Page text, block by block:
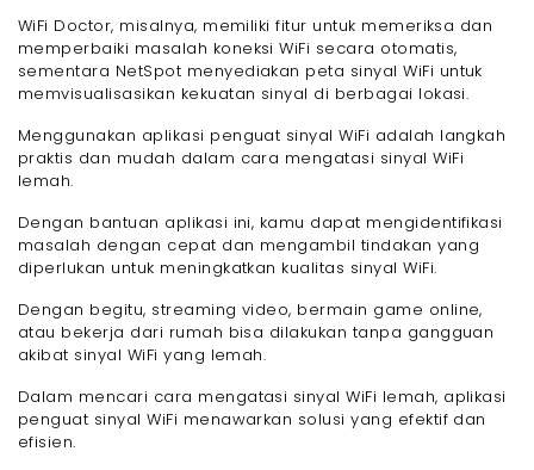
WiFi Doctor, misalnya, memiliki fitur untuk memeriksa dan
memperbaiki masalah koneksi WiFi secara otomatis,
sementara NetSpot menyediakan peta sinyal WiFi untuk
memvisualisasikan kekuatan sinyal di berbagai lokasi.
Menggunakan aplikasi penguat sinyal WiFi adalah langkah
praktis dan mudah dalam cara mengatasi sinyal WiFi
lemah.
Dengan bantuan aplikasi ini, kamu dapat mengidentifikasi
masalah dengan cepat dan mengambil tindakan yang
diperlukan untuk meningkatkan kualitas sinyal WiFi.
Dengan begitu, streaming video, bermain game online,
atau bekerja dari rumah bisa dilakukan tanpa gangguan
akibat sinyal WiFi yang lemah.
Dalam mencari cara mengatasi sinyal WiFi lemah, aplikasi
penguat sinyal WiFi menawarkan solusi yang efektif dan
efisien.